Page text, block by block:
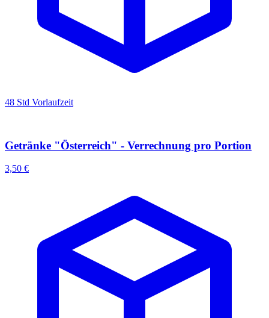
48 Std Vorlaufzeit
Getränke "Österreich" - Verrechnung pro Portion
3,50 €